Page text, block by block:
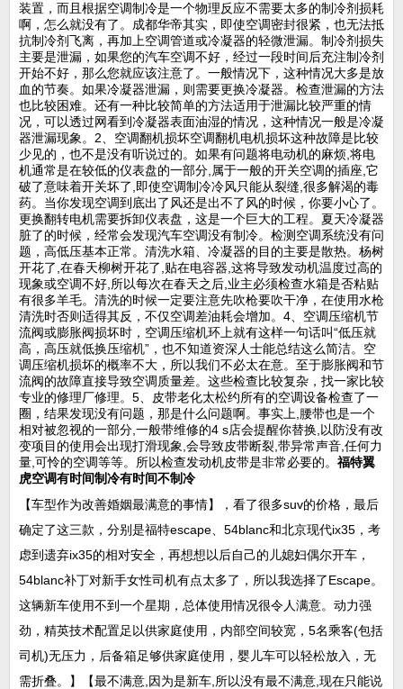
装置，而且根据空调制冷是一个物理反应不需要太多的制冷剂损耗
啊，怎么就没有了。成都华帝其实，即使空调密封很紧，也无法抵
抗制冷剂飞离，再加上空调管道或冷凝器的轻微泄漏。制冷剂损失
主要是泄漏，如果您的汽车空调不好，经过一段时间后充注制冷剂
开始不好，那么您就应该注意了。一般情况下，这种情况大多是放
血的节奏。如果冷凝器泄漏，则需要更换冷凝器。检查泄漏的方法
也比较困难。还有一种比较简单的方法适用于泄漏比较严重的情
况，可以透过网看到冷凝器表面油湿的情况，这种情况一般是冷凝
器泄漏现象。2、空调翻机损坏空调翻机电机损坏这种故障是比较
少见的，也不是没有听说过的。如果有问题将电动机的麻烦,将电
机通常是在较低的仪表盘的一部分,属于一般的开关空调的插座,它
破了意味着开关坏了,即使空调制冷冷风只能从裂缝,很多解渴的毒
药。当你发现空调到底出了风还是出不了风的时候，你要小心了。
更换翻转电机需要拆卸仪表盘，这是一个巨大的工程。夏天冷凝器
脏了的时候，经常会发现汽车空调没有制冷。检测空调系统没有问
题，高低压基本正常。清洗水箱、冷凝器的目的主要是散热。杨树
开花了,在春天柳树开花了,贴在电容器,这将导致发动机温度过高的
现象或空调不好,所以每次在春天之后,业主必须检查水箱是否粘贴
有很多羊毛。清洗的时候一定要注意先吹枪要吹干净，在使用水枪
清洗时否则适得其反，不仅空调差油耗会增加。4、空调压缩机节
流阀或膨胀阀损坏时，空调压缩机环上就有这样一句话叫“低压就
高，高压就低换压缩机”，也不知道资深人士能总结这么简洁。空
调压缩机损坏的概率不大，所以我们不必太在意。至于膨胀阀和节
流阀的故障直接导致空调质量差。这些检查比较复杂，找一家比较
专业的修理厂修理。5、皮带老化太松约所有的空调设备检查了一
圈，结果发现没有问题，那是什么问题啊。事实上,腰带也是一个
相对被忽视的一部分,一般带维修的4 s店会提醒你替换,以防没有改
变项目的使用会出现打滑现象,会导致皮带断裂,带异常声音,任何力
量,可怜的空调等等。所以检查发动机皮带是非常必要的。 福特翼
虎空调有时间制冷有时间不制冷
【车型作为改善婚姻最满意的事情】，看了很多suv的价格，最后
确定了这三款，分别是福特escape、54blanc和北京现代ix35，考
虑到遗弃ix35的相对安全，再想想以后自己的儿媳妇偶尔开车，
54blanc补丁对新手女性司机有点太多了，所以我选择了Escape。
这辆新车使用不到一个星期，总体使用情况很令人满意。动力强
劲，精英技术配置足以供家庭使用，内部空间较宽，5名乘客(包括
司机)无压力，后备箱足够供家庭使用，婴儿车可以轻松放入，无
需折叠。】【最不满意,因为是新车,所以没有最不满意,现在只能说